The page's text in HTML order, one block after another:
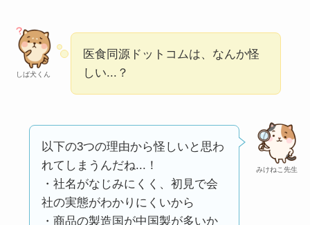
社TAPPの口コミ・評
Temuは怪しい？口コ
ミ・評判が正直ヤバ
しば犬くん
医食同源ドットコムは、なんか怪
しい...？
みけねこ先生
以下の3つの理由から怪しいと思わ
れてしまうんだね...！
・社名がなじみにくく、初見で会
社の実態がわかりにくいから
・商品の製造国が中国製が多いか